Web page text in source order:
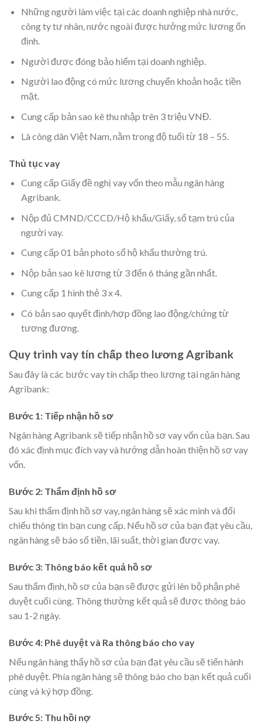
Những người làm việc tại các doanh nghiệp nhà nước,
công ty tư nhân, nước ngoài được hưởng mức lương ổn
định.
Người được đóng bảo hiểm tại doanh nghiệp.
Người lao động có mức lương chuyển khoản hoặc tiền
mặt.
Cung cấp bản sao kê thu nhập trên 3 triệu VNĐ.
Là công dân Việt Nam, nằm trong độ tuổi từ 18 – 55.
Thủ tục vay
Cung cấp Giấy đề nghị vay vốn theo mẫu ngân hàng
Agribank.
Nộp đủ CMND/CCCD/Hộ khẩu/Giấy, sổ tạm trú của
người vay.
Cung cấp 01 bản photo sổ hộ khẩu thường trú.
Nộp bản sao kê lương từ 3 đến 6 tháng gần nhất.
Cung cấp 1 hình thẻ 3 x 4.
Có bản sao quyết định/hợp đồng lao động/chứng từ
tương đương.
Quy trình vay tín chấp theo lương Agribank
Sau đây là các bước vay tín chấp theo lương tại ngân hàng
Agribank:
Bước 1: Tiếp nhận hồ sơ
Ngân hàng Agribank sẽ tiếp nhận hồ sơ vay vốn của bạn. Sau
đó xác định mục đích vay và hướng dẫn hoàn thiện hồ sơ vay
vốn.
Bước 2: Thẩm định hồ sơ
Sau khi thẩm định hồ sơ vay, ngân hàng sẽ xác minh và đối
chiếu thông tin bạn cung cấp. Nếu hồ sơ của bạn đạt yêu cầu,
ngân hàng sẽ báo số tiền, lãi suất, thời gian được vay.
Bước 3: Thông báo kết quả hồ sơ
Sau thẩm định, hồ sơ của bạn sẽ được gửi lên bộ phận phê
duyệt cuối cùng. Thông thường kết quả sẽ được thông báo
sau 1-2 ngày.
Bước 4: Phê duyệt và Ra thông báo cho vay
Nếu ngân hàng thấy hồ sơ của bạn đạt yêu cầu sẽ tiến hành
phê duyệt. Phía ngân hàng sẽ thông báo cho bạn kết quả cuối
cùng và ký hợp đồng.
Bước 5: Thu hồi nợ